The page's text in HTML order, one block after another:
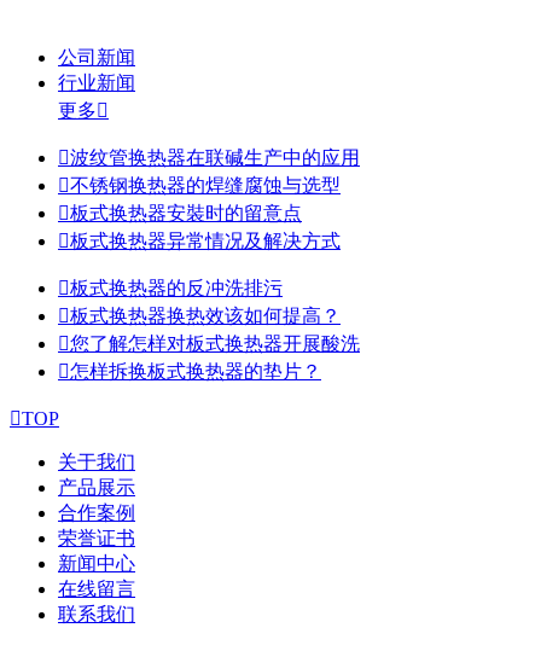
公司新闻
行业新闻
更多
波纹管换热器在联碱生产中的应用
不锈钢换热器的焊缝腐蚀与选型
板式换热器安裝时的留意点
板式换热器异常情况及解决方式
板式换热器的反冲洗排污
板式换热器换热效该如何提高？
您了解怎样对板式换热器开展酸洗
怎样拆换板式换热器的垫片？
TOP
关于我们
产品展示
合作案例
荣誉证书
新闻中心
在线留言
联系我们